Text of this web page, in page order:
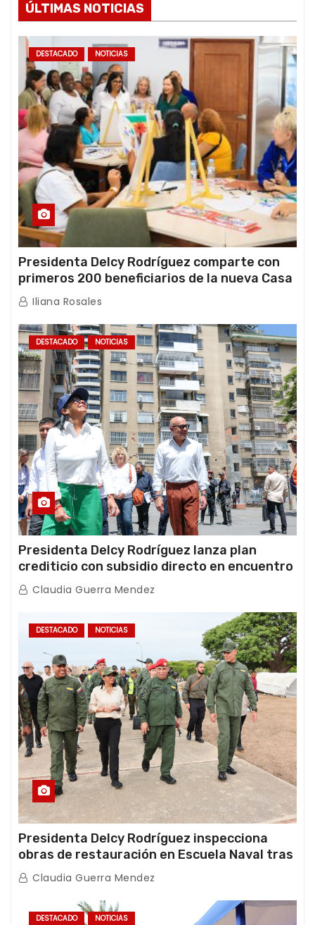
ÚLTIMAS NOTICIAS
DESTACADO NOTICIAS
Presidenta Delcy Rodríguez comparte con
primeros 200 beneficiarios de la nueva Casa
de los Abuelos “La Primavera” en Caracas
Iliana Rosales
DESTACADO NOTICIAS
Presidenta Delcy Rodríguez lanza plan
crediticio con subsidio directo en encuentro
con Juntas de Condominio
Claudia Guerra Mendez
DESTACADO NOTICIAS
Presidenta Delcy Rodríguez inspecciona
obras de restauración en Escuela Naval tras
afectaciones sísmicas en La Guaira
Claudia Guerra Mendez
DESTACADO NOTICIAS